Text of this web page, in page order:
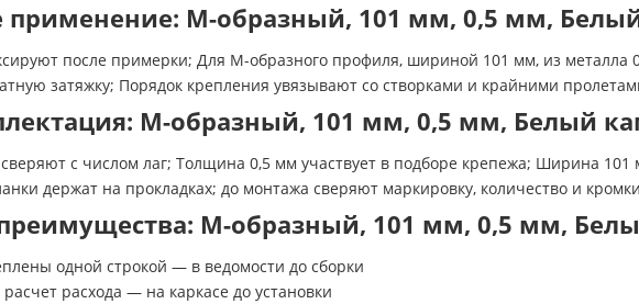
применение: М-образный, 101 мм, 0,5 мм,
после примерки; Для М-образного профиля, шириной 101 мм, из
затяжку; Порядок крепления увязывают со створками и крайними
М-образный, 101 мм, 0,5 мм, Белый
с числом лаг; Толщина 0,5 мм участвует в подборе крепежа; Ширина
держат на прокладках; до монтажа сверяют маркировку, количество и
М-образный, 101 мм, 0,5 мм,
одной строкой — в ведомости до сборки
расхода — на каркасе до установки